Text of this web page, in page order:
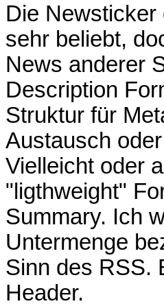
Die
sehr beliebt,
News anderer
Description
Struktur für
Austausch
Vielleicht oder
"ligthweight"
Summary. Ich
Untermenge
Sinn des RSS.
Header.